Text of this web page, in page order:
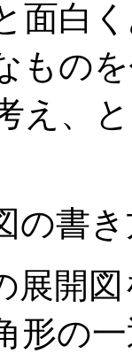
面白
もの
え、
の書
展開
形の